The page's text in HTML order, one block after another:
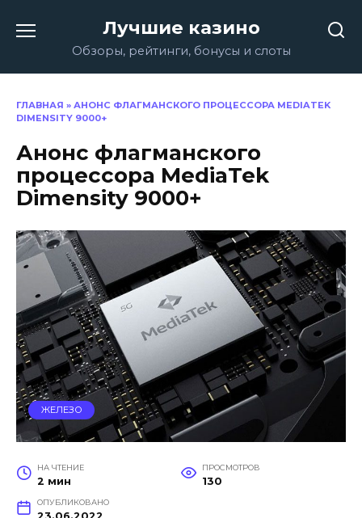
содержанию
Лучшие казино
Обзоры, рейтинги, бонусы и слоты
ГЛАВНАЯ » АНОНС ФЛАГМАНСКОГО ПРОЦЕССОРА MEDIATEK
DIMENSITY 9000+
Анонс флагманского
процессора MediaTek
Dimensity 9000+
ЖЕЛЕЗО
НА ЧТЕНИЕ
2 мин
ПРОСМОТРОВ
130
ОПУБЛИКОВАНО